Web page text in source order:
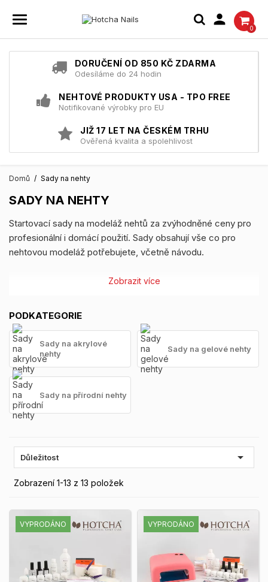

0
DORUČENÍ OD 850 KČ ZDARMA
Odesíláme do 24 hodin
NEHTOVÉ PRODUKTY USA - TPO FREE
Notifikované výrobky pro EU
JIŽ 17 LET NA ČESKÉM TRHU
Ověřená kvalita a spolehlivost
Domů Sady na nehty
SADY NA NEHTY
Startovací sady na modeláž nehtů za zvýhodněné ceny pro
profesionální i domácí použití. Sady obsahují vše co pro
nehtovou modeláž potřebujete, včetně návodu.
Zobrazit více
PODKATEGORIE
Sady na akrylové
nehty
Sady na gelové nehty
Sady na přírodní nehty
Důležitost 
Zobrazení 1-13 z 13 položek
VYPRODÁNO VYPRODÁNO